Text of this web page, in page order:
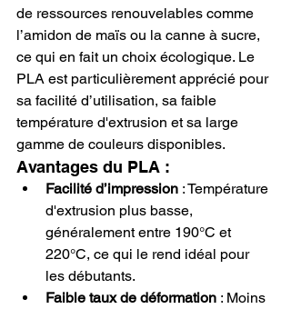
de ressources renouvelables comme
l’amidon de maïs ou la canne à sucre,
ce qui en fait un choix écologique. Le
PLA est particulièrement apprécié pour
sa facilité d’utilisation, sa faible
température d'extrusion et sa large
gamme de couleurs disponibles.
Avantages du PLA :
Facilité d’impression : Température
d'extrusion plus basse,
généralement entre 190°C et
220°C, ce qui le rend idéal pour
les débutants.
Faible taux de déformation : Moins